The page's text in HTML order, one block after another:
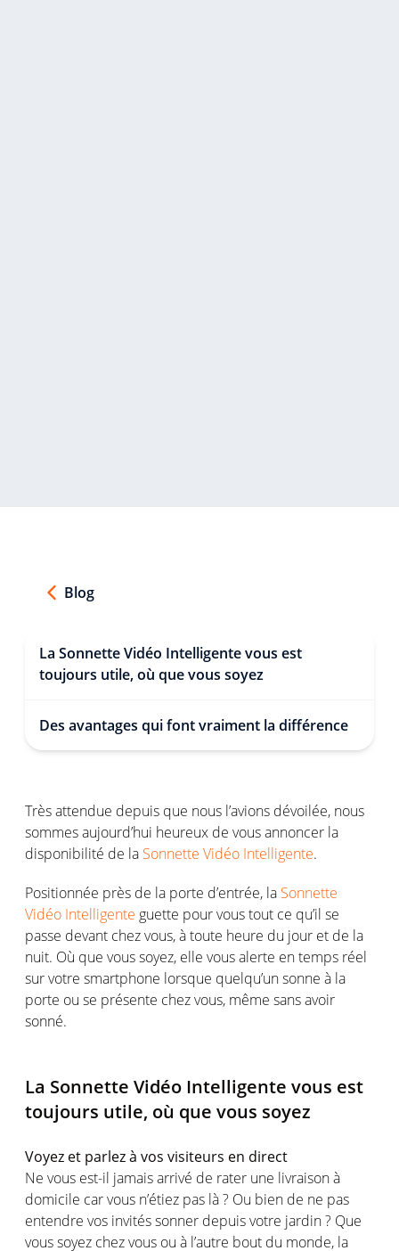
Blog
La Sonnette Vidéo Intelligente vous est
toujours utile, où que vous soyez
Des avantages qui font vraiment la différence
Très attendue depuis que nous l’avions dévoilée, nous
sommes aujourd’hui heureux de vous annoncer la
disponibilité de la Sonnette Vidéo Intelligente.
Positionnée près de la porte d’entrée, la Sonnette
Vidéo Intelligente guette pour vous tout ce qu’il se
passe devant chez vous, à toute heure du jour et de la
nuit. Où que vous soyez, elle vous alerte en temps réel
sur votre smartphone lorsque quelqu’un sonne à la
porte ou se présente chez vous, même sans avoir
sonné.
La Sonnette Vidéo Intelligente vous est
toujours utile, où que vous soyez
Voyez et parlez à vos visiteurs en direct
Ne vous est-il jamais arrivé de rater une livraison à
domicile car vous n’étiez pas là ? Ou bien de ne pas
entendre vos invités sonner depuis votre jardin ? Que
vous soyez chez vous ou à l’autre bout du monde, la